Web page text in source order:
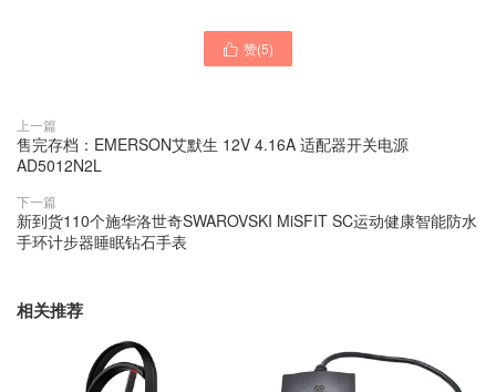
 赞(5)
上一篇
售完存档：EMERSON艾默生 12V 4.16A 适配器开关电源
AD5012N2L
下一篇
新到货110个施华洛世奇SWAROVSKI MiSFIT SC运动健康智能防水
手环计步器睡眠钻石手表
相关推荐